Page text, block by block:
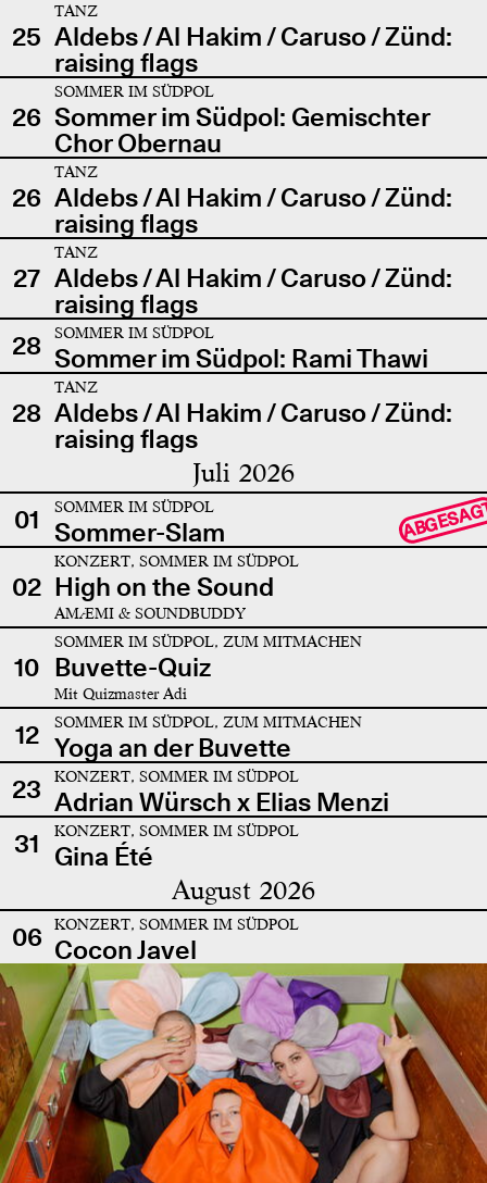
25
TANZ
Aldebs / Al Hakim / Caruso / Zünd:
raising flags
26
SOMMER IM SÜDPOL
Sommer im Südpol: Gemischter
Chor Obernau
26
TANZ
Aldebs / Al Hakim / Caruso / Zünd:
raising flags
27
TANZ
Aldebs / Al Hakim / Caruso / Zünd:
raising flags
28
SOMMER IM SÜDPOL
Sommer im Südpol: Rami Thawi
28
TANZ
Aldebs / Al Hakim / Caruso / Zünd:
raising flags
Juli 2026
01 SOMMER IM SÜDPOL
Sommer-Slam
02
KONZERT, SOMMER IM SÜDPOL
High on the Sound
AMÆMI & SOUNDBUDDY
10
SOMMER IM SÜDPOL, ZUM MITMACHEN
Buvette-Quiz
Mit Quizmaster Adi
12 SOMMER IM SÜDPOL, ZUM MITMACHEN
Yoga an der Buvette
23
KONZERT, SOMMER IM SÜDPOL
Adrian Würsch x Elias Menzi
31
KONZERT, SOMMER IM SÜDPOL
Gina Été
August 2026
06 KONZERT, SOMMER IM SÜDPOL
Cocon Javel